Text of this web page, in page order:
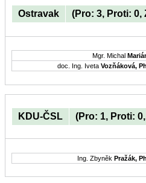
Ostravak (Pro: 3, Proti: 0,
Mgr. Michal
doc. Ing. Iveta Vozňáková,
KDU-ČSL (Pro: 1, Proti:
Ing. Zbyněk Pražák,